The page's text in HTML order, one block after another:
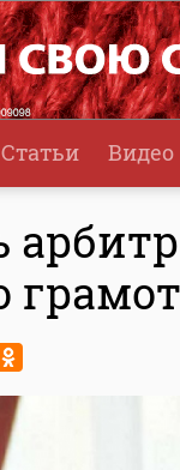
Статьи Видео